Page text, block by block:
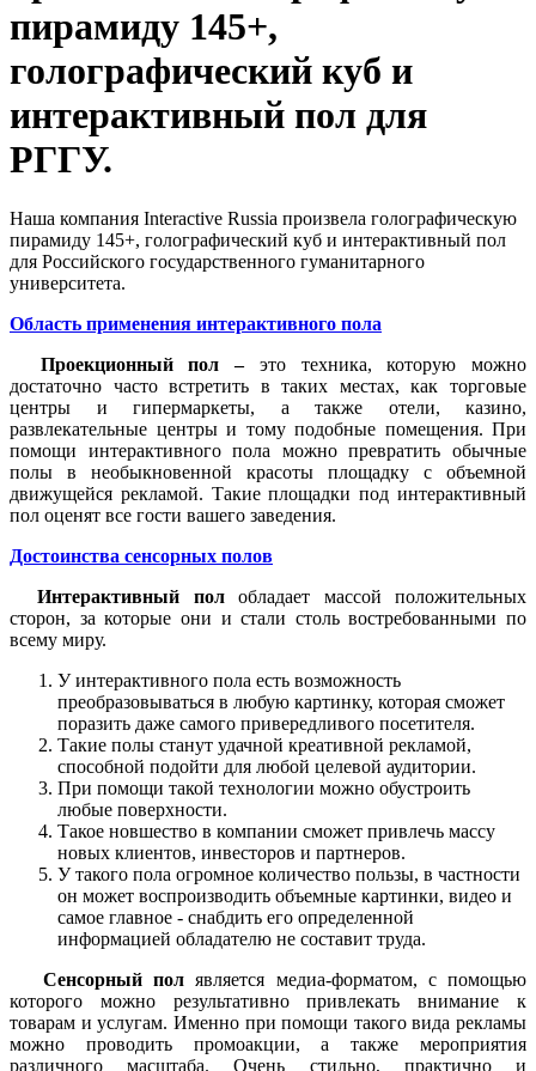
пирамиду 145+,
голографический куб и
интерактивный пол для
РГГУ.
Наша компания Interactive Russia произвела голографическую
пирамиду 145+, голографический куб и интерактивный пол
для Российского государственного гуманитарного
университета.
Область применения интерактивного пола
Проекционный пол – это техника, которую можно
достаточно часто встретить в таких местах, как торговые
центры и гипермаркеты, а также отели, казино,
развлекательные центры и тому подобные помещения. При
помощи интерактивного пола можно превратить обычные
полы в необыкновенной красоты площадку с объемной
движущейся рекламой. Такие площадки под интерактивный
пол оценят все гости вашего заведения.
Достоинства сенсорных полов
Интерактивный пол обладает массой положительных
сторон, за которые они и стали столь востребованными по
всему миру.
У интерактивного пола есть возможность
преобразовываться в любую картинку, которая сможет
поразить даже самого привередливого посетителя.
Такие полы станут удачной креативной рекламой,
способной подойти для любой целевой аудитории.
При помощи такой технологии можно обустроить
любые поверхности.
Такое новшество в компании сможет привлечь массу
новых клиентов, инвесторов и партнеров.
У такого пола огромное количество пользы, в частности
он может воспроизводить объемные картинки, видео и
самое главное - снабдить его определенной
информацией обладателю не составит труда.
Сенсорный полявляется медиа-форматом, с помощью
которого можно результативно привлекать внимание к
товарам и услугам. Именно при помощи такого вида рекламы
можно проводить промоакции, а также мероприятия
различного масштаба. Очень стильно, практично и